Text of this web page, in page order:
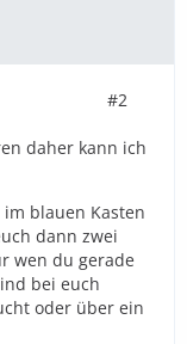
#2
daher kann ich
blauen Kasten
dann zwei
wen du gerade
bei euch
oder über ein